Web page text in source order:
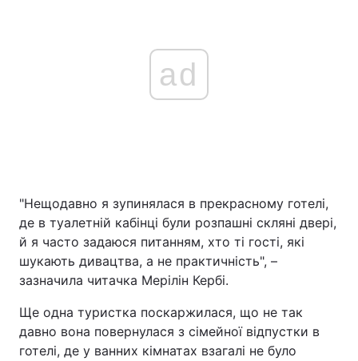
ad
"Нещодавно я зупинялася в прекрасному готелі,
де в туалетній кабінці були розпашні скляні двері,
й я часто задаюся питанням, хто ті гості, які
шукають дивацтва, а не практичність", –
зазначила читачка Мерілін Кербі.
Ще одна туристка поскаржилася, що не так
давно вона повернулася з сімейної відпустки в
готелі, де у ванних кімнатах взагалі не було